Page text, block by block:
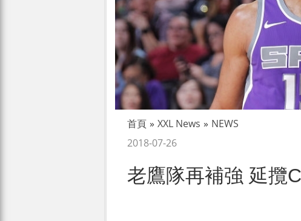
首頁 » XXL News » NEWS
2018-07-26
老鷹隊再補強 延攬